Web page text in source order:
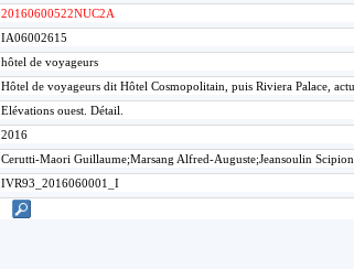
20160600522NUC2A
IA06002615
hôtel de voyageurs
Hôtel de voyageurs dit Hôtel Cosmopolitain, puis Riviera Palace,
Elévations ouest. Détail.
2016
Cerutti-Maori Guillaume;Marsang Alfred-Auguste;Jeansoulin
IVR93_2016060001_I